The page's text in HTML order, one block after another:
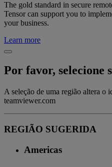
The gold standard in secure
Tensor can support you to
your business.
Learn more
Por favor, selecione
A seleção de uma região altera o
teamviewer.com
REGIÃO SUGERIDA
Americas